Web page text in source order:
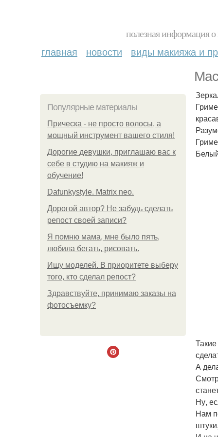
полезная информация
главная новости виды макияжа и
Популярные материалы
Прическа - не просто волосы, а
мощный инструмент вашего стиля!
Дорогие девушки, приглашаю вас к
себе в студию на макияж и
обучение!
Dafunkystyle. Matrix neo.
Дорогой автор? Не забудь сделать
репост своей записи?
Я помню мама, мне было пять,
любила бегать, рисовать.
Ищу моделей. В приоритете выберу
того, кто сделал репост?
Здравствуйте, принимаю заказы на
фотосъемку?
А
Ну,
Нам